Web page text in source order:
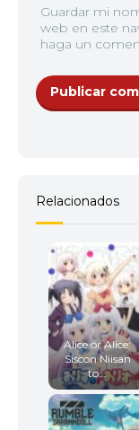
8 <img
11 <img
Guardar mi
web en este
haga un
Relacionados
Alice or Alice:
Siscon Niisan
to...